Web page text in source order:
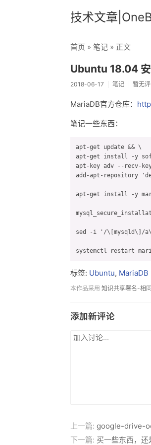
技术文章
首页 » 笔记 » 正文
Ubuntu 18.04
2018-06-17 笔记 暂无
MariaDB官方仓库：
笔记一些东西：
apt-get update && \
apt-get install -y
apt-key adv --recv-
add-apt-repository
apt-get install -y
sed -i '/\[mysqld\]/
systemctl restart
标签: Ubuntu, MariaDB
本作品采用 知识共享署名-相
添加新评论
上一篇: google-drive-
下一篇: 买一些东西，